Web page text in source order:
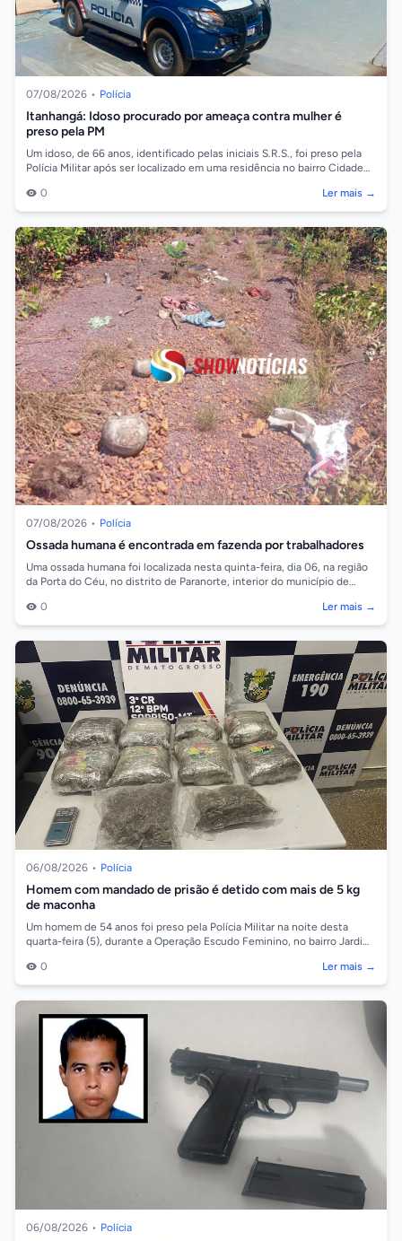
07/08/2026 • Polícia
Itanhangá: Idoso procurado por ameaça contra mulher é
preso pela PM
Um idoso, de 66 anos, identificado pelas iniciais S.R.S., foi preso pela
Polícia Militar após ser localizado em uma residência no bairro Cidade
0
Ler mais →
07/08/2026 • Polícia
Ossada humana é encontrada em fazenda por trabalhadores
Uma ossada humana foi localizada nesta quinta-feira, dia 06, na região
da Porta do Céu, no distrito de Paranorte, interior do município de
0
Ler mais →
06/08/2026 • Polícia
Homem com mandado de prisão é detido com mais de 5 kg
de maconha
Um homem de 54 anos foi preso pela Polícia Militar na noite desta
quarta-feira (5), durante a Operação Escudo Feminino, no bairro Jardim
0
Ler mais →
06/08/2026 • Polícia